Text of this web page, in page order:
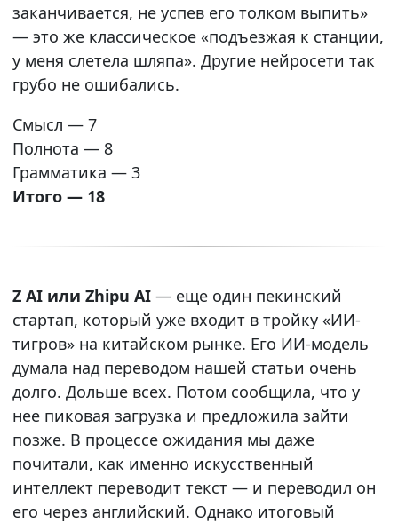
заканчивается, не успев его толком выпить»
— это же классическое «подъезжая к станции,
у меня слетела шляпа». Другие нейросети так
грубо не ошибались.
Смысл — 7
Полнота — 8
Грамматика — 3
Итого — 18
Z AI или Zhipu AI— еще один пекинский
стартап, который уже входит в тройку «ИИ-
тигров» на китайском рынке. Его ИИ-модель
думала над переводом нашей статьи очень
долго. Дольше всех. Потом сообщила, что у
нее пиковая загрузка и предложила зайти
позже. В процессе ожидания мы даже
почитали, как именно искусственный
интеллект переводит текст — и переводил он
его через английский. Однако итоговый